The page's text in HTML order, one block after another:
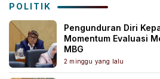
POLITIK
Pengunduran Diri
Momentum Evaluasi
MBG
2 minggu yang lalu